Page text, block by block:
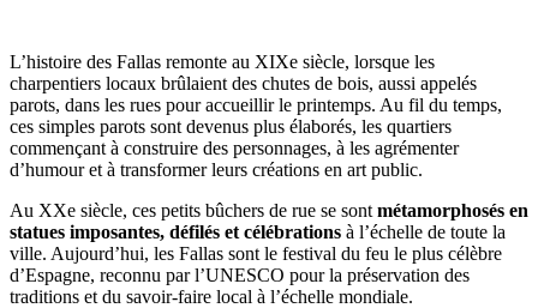
L’histoire des Fallas remonte au XIXe siècle, lorsque les
charpentiers locaux brûlaient des chutes de bois, aussi appelés
parots, dans les rues pour accueillir le printemps. Au fil du temps,
ces simples parots sont devenus plus élaborés, les quartiers
commençant à construire des personnages, à les agrémenter
d’humour et à transformer leurs créations en art public.
Au XXe siècle, ces petits bûchers de rue se sont métamorphosés en
statues imposantes, défilés et célébrations à l’échelle de toute la
ville. Aujourd’hui, les Fallas sont le festival du feu le plus célèbre
d’Espagne, reconnu par l’UNESCO pour la préservation des
traditions et du savoir-faire local à l’échelle mondiale.